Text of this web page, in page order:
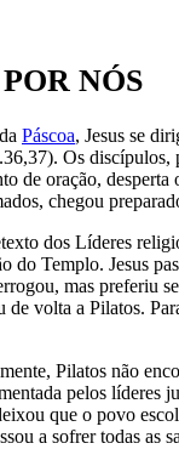
NÓS
Páscoa, Jesus se
Os discípulos,
de oração,
chegou
dos Líderes
do Templo. Jesus
mas preferiu
volta a Pilatos.
Pilatos não
pelos líderes
que o povo
a sofrer todas as